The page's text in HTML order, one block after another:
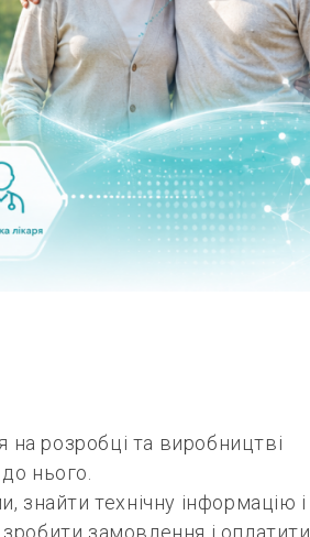
розробці та виробництві
нього.
технічну інформацію і
замовлення і оплатити